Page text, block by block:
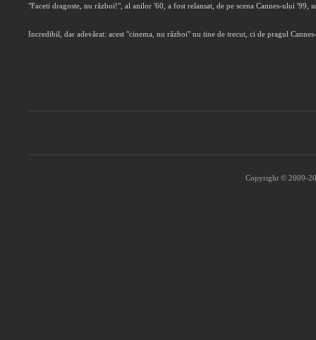
"Faceti dragoste, nu război!", al anilor '60, a fost relansat, de pe scena Cannes-ului '99,
Incredibil, dar adevărat: acest "cinema, nu război" nu tine de trecut, ci de pragul
Copyright © 2009-